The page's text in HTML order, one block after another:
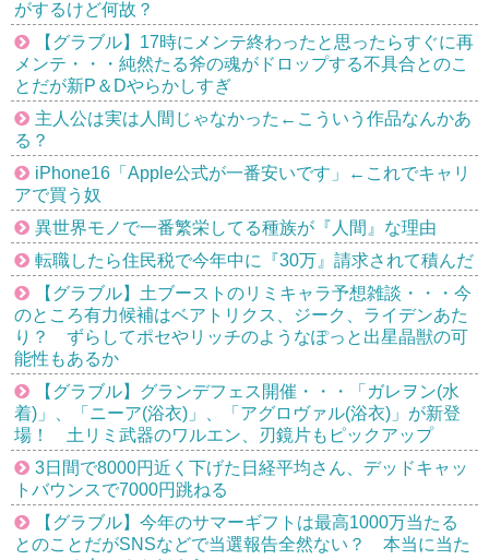
がするけど何故？
【グラブル】17時にメンテ終わったと思ったらすぐに再
メンテ・・・純然たる斧の魂がドロップする不具合とのこ
とだが新P＆Dやらかしすぎ
主人公は実は人間じゃなかった←こういう作品なんかあ
る？
iPhone16「Apple公式が一番安いです」←これでキャリ
アで買う奴
異世界モノで一番繁栄してる種族が『人間』な理由
転職したら住民税で今年中に『30万』請求されて積んだ
【グラブル】土ブーストのリミキャラ予想雑談・・・今
のところ有力候補はベアトリクス、ジーク、ライデンあた
り？ ずらしてポセやリッチのようなぽっと出星晶獣の可
能性もあるか
【グラブル】グランデフェス開催・・・「ガレヲン(水
着)」、「ニーア(浴衣)」、「アグロヴァル(浴衣)」が新登
場！ 土リミ武器のワルエン、刃鏡片もピックアップ
3日間で8000円近く下げた日経平均さん、デッドキャッ
トバウンスで7000円跳ねる
【グラブル】今年のサマーギフトは最高1000万当たる
とのことだがSNSなどで当選報告全然ない？ 本当に当た